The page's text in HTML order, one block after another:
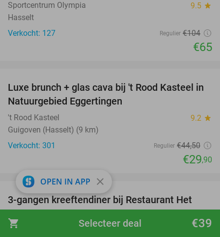
shopping_cart €39
Selecteer deal
Sportcentrum Olympia 9.5 star
Hasselt
Verkocht: 127
Regulier €104
€65
33%
Luxe brunch + glas cava bij 't Rood Kasteel in
Natuurgebied Eggertingen
't Rood Kasteel 9.2 star
Guigoven (Hasselt) (9 km)
Verkocht: 301
Regulier €44,50
€29,90
30%
3-gangen kreeftendiner bij Restaurant Het
Hert
Restaurant 't Hert star
OPEN IN APP close